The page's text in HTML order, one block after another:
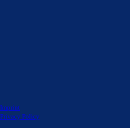
Imprint
Privacy Policy